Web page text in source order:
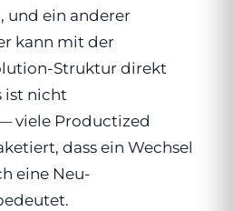
und ein anderer
kann mit der
Struktur direkt
ist nicht
viele Productized
dass ein Wechsel
eine Neu-